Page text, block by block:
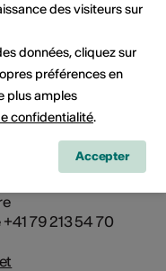
Orient Occident
79 213 54 70
des visiteurs sur
données, cliquez sur
préférences en
plus amples
confidentialité.
Accepter